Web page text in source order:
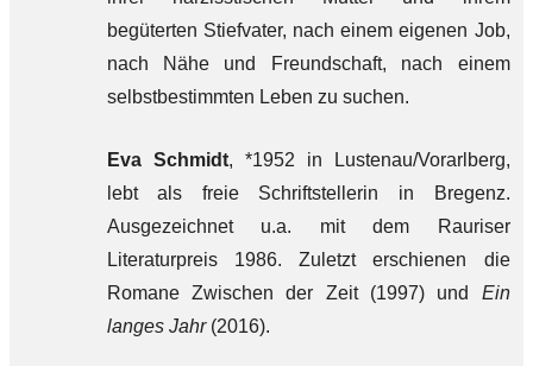
begüterten Stiefvater, nach einem eigenen Job,
nach Nähe und Freundschaft, nach einem
selbstbestimmten Leben zu suchen.
Eva Schmidt, *1952 in Lustenau/Vorarlberg,
lebt als freie Schriftstellerin in Bregenz.
Ausgezeichnet u.a. mit dem Rauriser
Literaturpreis 1986. Zuletzt erschienen die
Romane Zwischen der Zeit (1997) und Ein
langes Jahr(2016).